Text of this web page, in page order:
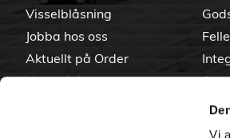
Vi
Visselblåsning
Jobba hos oss
Aktuellt på Order
Varumärken
Om